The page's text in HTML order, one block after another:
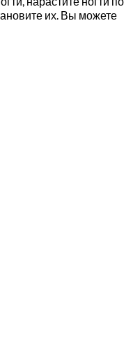
их. Вы можете